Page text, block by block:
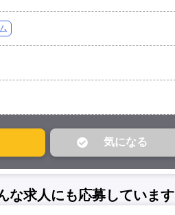
な求人にも応募しています